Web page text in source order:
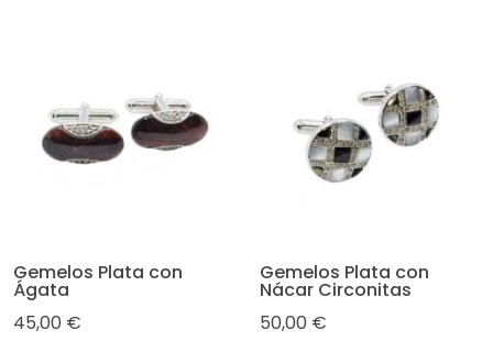
Gemelos Plata con
Ágata
45,00 €
Gemelos Plata con
Nácar Circonitas
50,00 €